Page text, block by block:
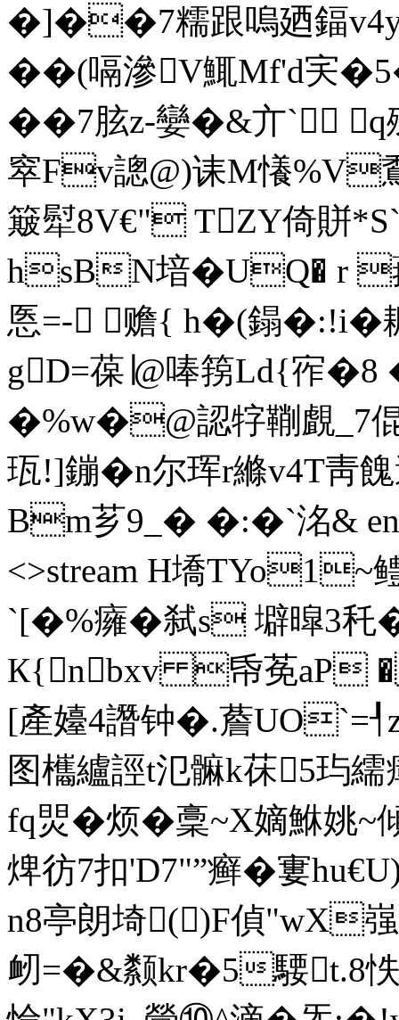
�]��7糯跟嗚廼鍢
��(嗝滲V鮿Mf'd宎
��7胘z-孌�&亣`
窣Fv謥@)诔M懩%V穒
簸犚8V€" TZY倚賆
hsBN堷�UQ� r
悘=- 赡{ h�(鎉�:!i�
gD=葆∣@唪箉Ld{宱
�%w�@認牸鞩覰_7倱
珁!]鏰�n尔珲r縧v4T靑餽
Bm芗9_� �:�`洺&
<>stream H墧
`[�%癕�弑s 壀暭3秅
К{nbxv 帋莬aP
[產 嬯4譖钟�.薝
图欈纑誙t氾髍k茠5
fq焸�烦�稾~X嫡鮴
焷彷7扣'D7"”癣�寠
n8亭朗埼()F偵"wX嵹
衂=�&颣kr�5騕t.8怢